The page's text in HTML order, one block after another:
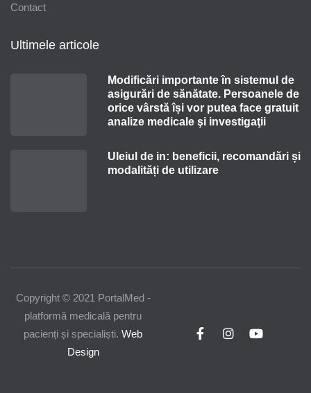
Contact
Ultimele articole
Modificări importante în sistemul de
asigurări de sănătate. Persoanele de
orice vârstă își vor putea face gratuit
analize medicale şi investigaţii
Uleiul de in: beneficii, recomandări și
modalități de utilizare
Copyright © 2021 PortalMed -
platformă medicală pentru
pacienți și specialiști. Web
Design